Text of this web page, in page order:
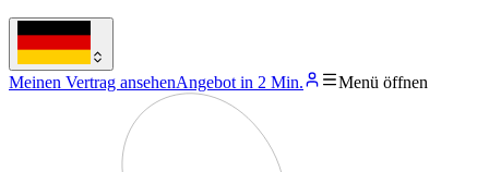
Meinen Vertrag ansehenAngebot in 2 Min. Menü öffnen